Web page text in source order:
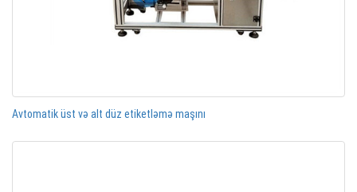
Avtomatik üst və alt düz etiketləmə maşını